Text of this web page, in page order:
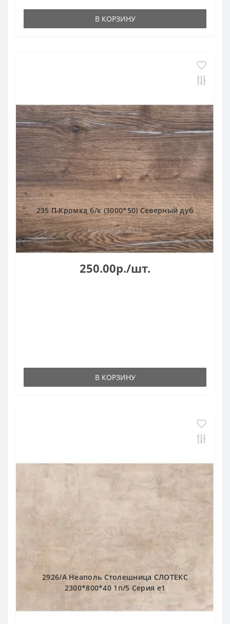
В КОРЗИНУ
235 П Кромка б/к (3000*50) Северный дуб
Код товара: 35131
250.00р./шт.
В КОРЗИНУ
2926/А Неаполь Столешница СЛОТЕКС
2300*800*40 1п/5 Cерия е1
Код товара: 45942